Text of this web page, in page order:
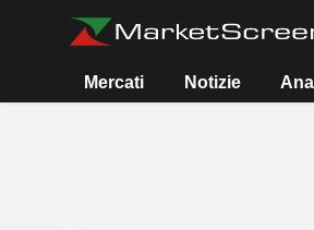
Mercati Notizie